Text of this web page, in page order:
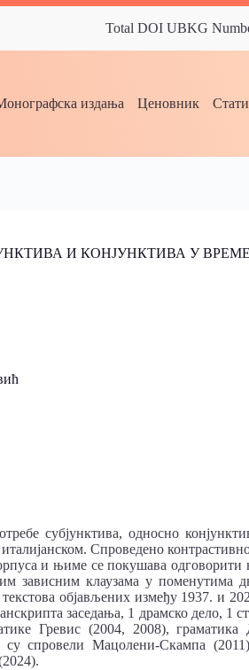
Total DOI UBKG
издања Ценовник
И КОНЈУНКТИВА У
субјунктива, односно
Спроведено
и њиме се покушава одговорити
зависним клаузама у поменутима
објављених између 1937. и
заседања, 1 драмско дело, 1
Гревис (2004, 2008),
су спровели Мацолени-Скампа